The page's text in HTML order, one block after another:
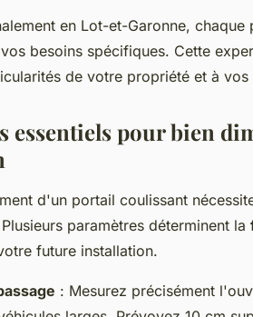
en Lot-et-Garonne,
besoins spécifiques. Cette
de votre propriété et à vos
essentiels pour bien
d'un portail coulissant
paramètres déterminent la
future installation.
: Mesurez précisément